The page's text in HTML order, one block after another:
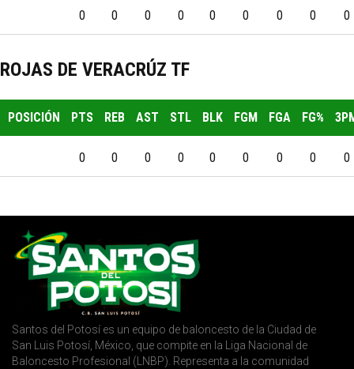
0 0 0 0 0 0 0 0 0
ROJAS DE VERACRÚZ TF
POSICIÓN PTS REB AST STL BLK FGM FGA FG%
0 0 0 0 0 0 0 0 0
Santos del Potosí es un equipo de baloncesto de la Ciudad de
San Luis Potosí, México, que compite en la Liga Nacional de
Baloncesto Profesional (LNBP). Representa a la comunidad